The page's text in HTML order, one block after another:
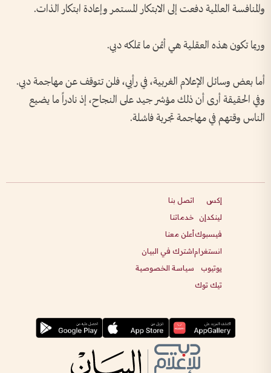
والمنافسة العالمية دفعت إلى الابتكار المستمر وإعادة ابتكار الذات.
وربما تكون هذه العقلية هي أثمن ما تملكه دبي.
أما بعض وسائل الإعلام الغربية، في رأيي، فلن تتوقف عن مهاجمة دبي.
وفي الحقيقة أرى أن ذلك مؤشر جيد على النجاح، إذ نادراً ما يضيع
الناس وقتهم في مهاجمة تجربة فاشلة.
إكس
لينكدإن
فيسبوك
انستغرام
يوتيوب
تيك توك
اتصل بنا
خدماتنا
أعلن معنا
اشترك في البيان
سياسة الخصوصية